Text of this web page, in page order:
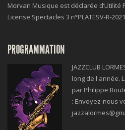
Morvan Musique est déclarée d’Utilité
License Spectacles 3 n°PLATESV-R-
PROGRAMMATION
JAZZCLUB
long de l'année.
par Philippe
: Envoyez-nous